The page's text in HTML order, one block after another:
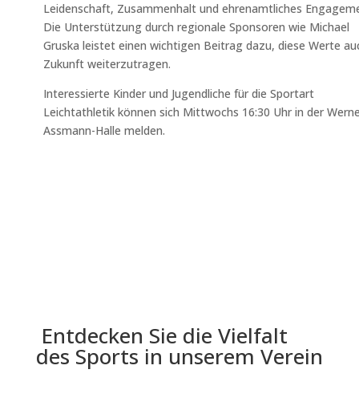
Leidenschaft, Zusammenhalt und ehrenamtliches
Die Unterstützung durch regionale Sponsoren wie Michael
Gruska leistet einen wichtigen Beitrag dazu, diese Werte
Zukunft weiterzutragen.
Interessierte Kinder und Jugendliche für die Sportart
Leichtathletik können sich Mittwochs 16:30 Uhr in der
Assmann-Halle melden.
Entdecken Sie die Vielfalt
des Sports in unserem Verein